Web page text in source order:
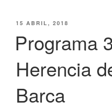
PUBLICADO
15 ABRIL, 2018
Programa
Herencia
Barca